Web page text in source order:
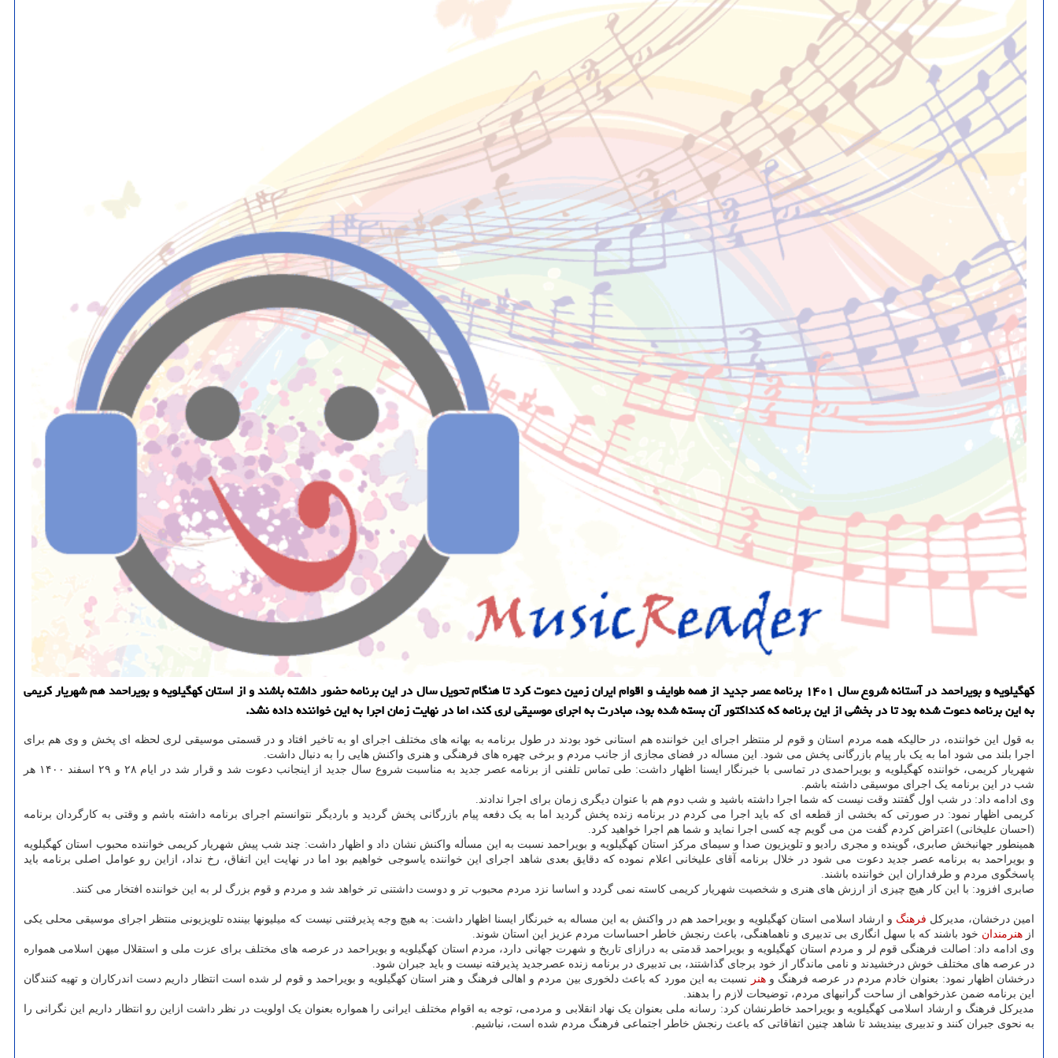
کهگیلویه و بویراحمد در آستانه شروع سال ۱۴۰۱ برنامه عصر جدید از همه طوایف و اقوام ایران زمین دعوت کرد تا هنگام تحویل سال در این برنامه حضور داشته باشند و از استان کهگیلویه و بویراحمد هم شهریار کریمی
به این برنامه دعوت شده بود تا در بخشی از این برنامه که کنداکتور آن بسته شده بود، مبادرت به اجرای موسیقی لری کند، اما در نهایت زمان اجرا به این خواننده داده نشد.
به قول این خواننده، در حالیکه همه مردم استان و قوم لر منتظر اجرای این خواننده هم استانی خود بودند در طول برنامه به بهانه های مختلف اجرای او به تاخیر افتاد و در قسمتی موسیقی لری لحظه ای پخش و وی هم برای
اجرا بلند می شود اما به یک بار پیام بازرگانی پخش می شود. این مساله در فضای مجازی از جانب مردم و برخی چهره های فرهنگی و هنری واکنش هایی را به دنبال داشت.
شهریار کریمی، خواننده کهگیلویه و بویراحمدی در تماسی با خبرنگار ایسنا اظهار داشت: طی تماس تلفنی از برنامه عصر جدید به مناسبت شروع سال جدید از اینجانب دعوت شد و قرار شد در ایام ۲۸ و ۲۹ اسفند ۱۴۰۰ هر
شب در این برنامه یک اجرای موسیقی داشته باشم.
وی ادامه داد: در شب اول گفتند وقت نیست که شما اجرا داشته باشید و شب دوم هم با عنوان دیگری زمان برای اجرا ندادند.
کریمی اظهار نمود: در صورتی که بخشی از قطعه ای که باید اجرا می کردم در برنامه زنده پخش گردید اما به یک دفعه پیام بازرگانی پخش گردید و باردیگر نتوانستم اجرای برنامه داشته باشم و وقتی به کارگردان برنامه
(احسان علیخانی) اعتراض کردم گفت من می گویم چه کسی اجرا نماید و شما هم اجرا خواهید کرد.
همینطور جهانبخش صابری، گوینده و مجری رادیو و تلویزیون صدا و سیمای مرکز استان کهگیلویه و بویراحمد نسبت به این مسأله واکنش نشان داد و اظهار داشت: چند شب پیش شهریار کریمی خواننده محبوب استان کهگیلویه
و بویراحمد به برنامه عصر جدید دعوت می شود در خلال برنامه آقای علیخانی اعلام نموده که دقایق بعدی شاهد اجرای این خواننده یاسوجی خواهیم بود اما در نهایت این اتفاق، رخ نداد، ازاین رو عوامل اصلی برنامه باید
پاسخگوی مردم و طرفداران این خواننده باشند.
صابری افزود: با این کار هیچ چیزی از ارزش های هنری و شخصیت شهریار کریمی کاسته نمی گردد و اساسا نزد مردم محبوب تر و دوست داشتنی تر خواهد شد و مردم و قوم بزرگ لر به این خواننده افتخار می کنند.
امین درخشان، مدیرکل فرهنگ و ارشاد اسلامی استان کهگیلویه و بویراحمد هم در واکنش به این مساله به خبرنگار ایسنا اظهار داشت: به هیچ وجه پذیرفتنی نیست که میلیونها بیننده تلویزیونی منتظر اجرای موسیقی محلی یکی
از هنرمندان خود باشند که با سهل انگاری بی تدبیری و ناهماهنگی، باعث رنجش خاطر احساسات مردم عزیز این استان شوند.
وی ادامه داد: اصالت فرهنگی قوم لر و مردم استان کهگیلویه و بویراحمد قدمتی به درازای تاریخ و شهرت جهانی دارد، مردم استان کهگیلویه و بویراحمد در عرصه های مختلف برای عزت ملی و استقلال میهن اسلامی همواره
در عرصه های مختلف خوش درخشیدند و نامی ماندگار از خود برجای گذاشتند، بی تدبیری در برنامه زنده عصرجدید پذیرفته نیست و باید جبران شود.
درخشان اظهار نمود: بعنوان خادم مردم در عرصه فرهنگ وهنر
نسبت به این مورد که باعث دلخوری بین مردم و اهالی فرهنگ و هنر استان کهگیلویه و بویراحمد و قوم لر شده است انتظار داریم دست اندرکاران و تهیه کنندگان
این برنامه ضمن عذرخواهی از ساحت گرانبهای مردم، توضیحات لازم را بدهند.
مدیرکل فرهنگ و ارشاد اسلامی کهگیلویه و بویراحمد خاطرنشان کرد: رسانه ملی بعنوان یک نهاد انقلابی و مردمی، توجه به اقوام مختلف ایرانی را همواره بعنوان یک اولویت در نظر داشت ازاین رو انتظار داریم این نگرانی را
به نحوی جبران کنند و تدبیری بیندیشد تا شاهد چنین اتفاقاتی که باعث رنجش خاطر اجتماعی فرهنگ مردم شده است، نباشیم.